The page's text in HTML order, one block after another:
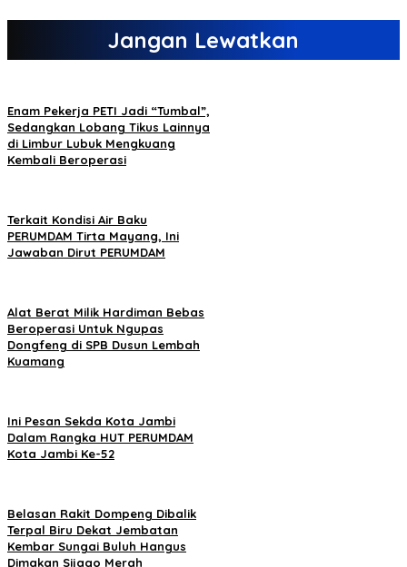
Jangan Lewatkan
Enam Pekerja PETI Jadi “Tumbal”,
Sedangkan Lobang Tikus Lainnya
di Limbur Lubuk Mengkuang
Kembali Beroperasi
Terkait Kondisi Air Baku
PERUMDAM Tirta Mayang, Ini
Jawaban Dirut PERUMDAM
Alat Berat Milik Hardiman Bebas
Beroperasi Untuk Ngupas
Dongfeng di SPB Dusun Lembah
Kuamang
Ini Pesan Sekda Kota Jambi
Dalam Rangka HUT PERUMDAM
Kota Jambi Ke-52
Belasan Rakit Dompeng Dibalik
Terpal Biru Dekat Jembatan
Kembar Sungai Buluh Hangus
Dimakan Sijago Merah